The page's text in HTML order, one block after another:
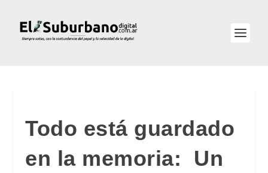
Todo está guardado
en la memoria: Un